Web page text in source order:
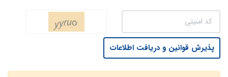
پذیرش قوانین و دریافت اطلاعات